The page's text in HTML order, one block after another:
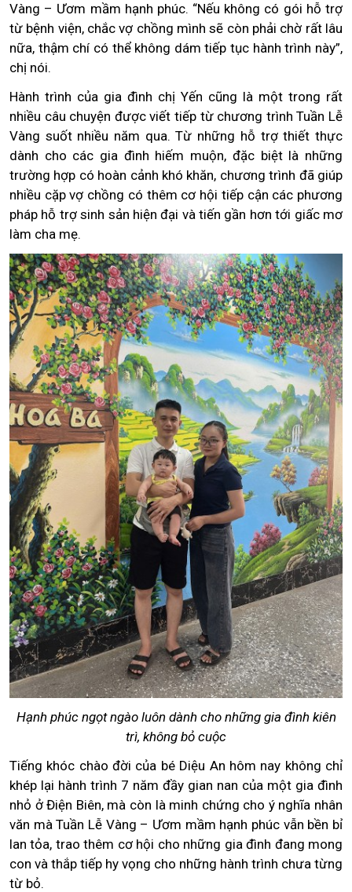
Vàng – Ươm mầm hạnh phúc. “Nếu không có gói hỗ trợ
từ bệnh viện, chắc vợ chồng mình sẽ còn phải chờ rất lâu
nữa, thậm chí có thể không dám tiếp tục hành trình này”,
chị nói.
Hành trình của gia đình chị Yến cũng là một trong rất
nhiều câu chuyện được viết tiếp từ chương trình Tuần Lễ
Vàng suốt nhiều năm qua. Từ những hỗ trợ thiết thực
dành cho các gia đình hiếm muộn, đặc biệt là những
trường hợp có hoàn cảnh khó khăn, chương trình đã giúp
nhiều cặp vợ chồng có thêm cơ hội tiếp cận các phương
pháp hỗ trợ sinh sản hiện đại và tiến gần hơn tới giấc mơ
làm cha mẹ.
Hạnh phúc ngọt ngào luôn dành cho những gia đình kiên
trì, không bỏ cuộc
Tiếng khóc chào đời của bé Diệu An hôm nay không chỉ
khép lại hành trình 7 năm đầy gian nan của một gia đình
nhỏ ở Điện Biên, mà còn là minh chứng cho ý nghĩa nhân
văn mà Tuần Lễ Vàng – Ươm mầm hạnh phúc vẫn bền bỉ
lan tỏa, trao thêm cơ hội cho những gia đình đang mong
con và thắp tiếp hy vọng cho những hành trình chưa từng
từ bỏ.